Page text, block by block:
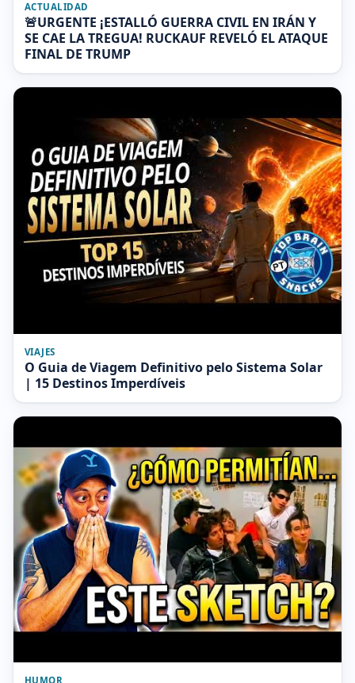
ACTUALIDAD
🚨URGENTE ¡ESTALLÓ GUERRA CIVIL EN IRÁN Y
SE CAE LA TREGUA! RUCKAUF REVELÓ EL ATAQUE
FINAL DE TRUMP
VIAJES
O Guia de Viagem Definitivo pelo Sistema Solar
| 15 Destinos Imperdíveis
HUMOR